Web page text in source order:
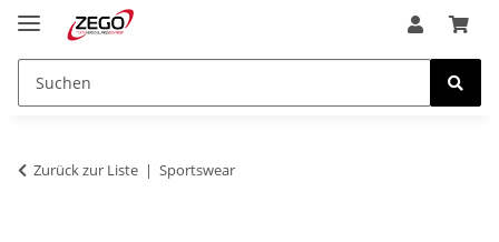
Zurück zur Liste Sportswear